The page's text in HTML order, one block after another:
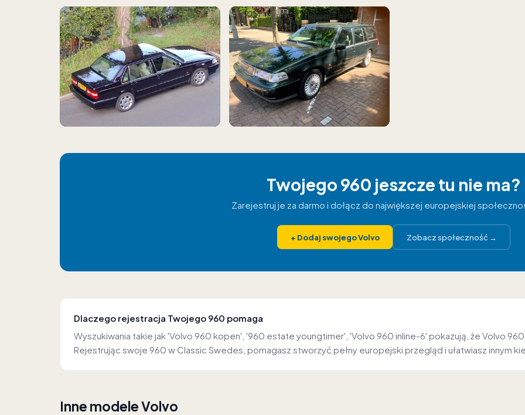
Twojego 960 jeszcze tu nie ma?
Zarejestruj je za darmo i dołącz do największej europejskiej
+ Dodaj swojego Volvo Zobacz społeczność →
Dlaczego rejestracja Twojego 960 pomaga
Wyszukiwania takie jak 'Volvo 960 kopen', '960 estate youngtimer', 'Volvo 960 inline-6' pokazują, że Volvo
Rejestrując swoje 960 w Classic Swedes, pomagasz stworzyć pełny europejski przegląd i ułatwiasz innym
Inne modele Volvo